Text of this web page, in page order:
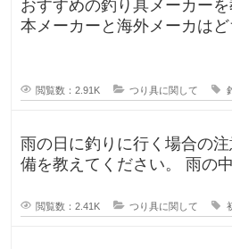
おすすめの釣り具メーカー
本メーカーと海外メーカは
閲覧数：2.91K つり具に関して
雨の日に釣りに行く場合の
備を教えてください。 雨の
閲覧数：2.41K つり具に関して